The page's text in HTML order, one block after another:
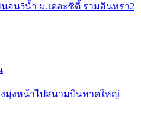
นอน5น้ำ ม.เดอะซิตี้ รามอินทรา2
งมุ่งหน้าไปสนามบินหาดใหญ่